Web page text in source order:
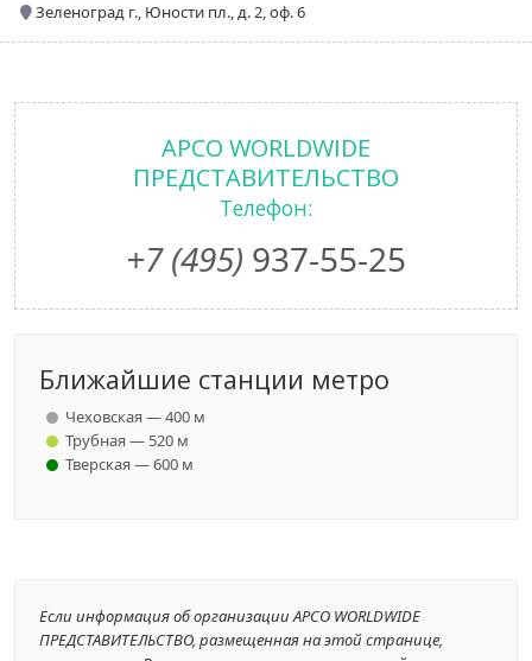
Зеленоград г., Юности пл., д. 2, оф. 6
APCO WORLDWIDE
ПРЕДСТАВИТЕЛЬСТВО
Телефон:
+7 (495) 937-55-25
Ближайшие станции метро
Чеховская — 400 м
Трубная — 520 м
Тверская — 600 м
Если информация об организации APCO WORLDWIDE
ПРЕДСТАВИТЕЛЬСТВО, размещенная на этой странице,